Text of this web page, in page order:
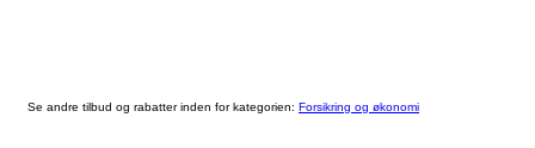
Se andre tilbud og rabatter inden for kategorien: Forsikring og økonomi